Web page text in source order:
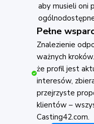
aby musieli oni
Pełne
Znalezienie
ważnych
że profil jest
interesów,
przejrzyste
klientów –
Casting42.com.